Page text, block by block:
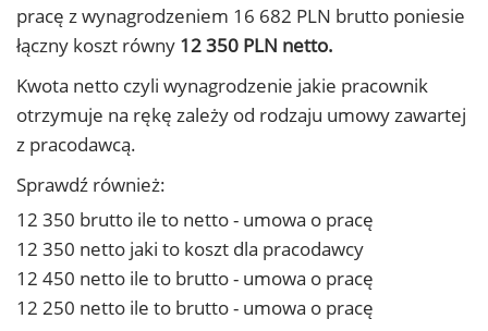
pracę z wynagrodzeniem 16 682 PLN brutto poniesie
łączny koszt równy 12 350 PLN netto.
Kwota netto czyli wynagrodzenie jakie pracownik
otrzymuje na rękę zależy od rodzaju umowy zawartej
z pracodawcą.
Sprawdź również:
12 350 brutto ile to netto - umowa o pracę
12 350 netto jaki to koszt dla pracodawcy
12 450 netto ile to brutto - umowa o pracę
12 250 netto ile to brutto - umowa o pracę